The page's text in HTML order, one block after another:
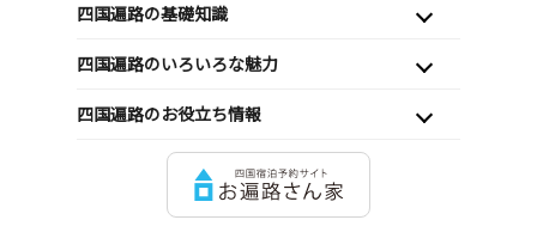
四国遍路の基礎知識
四国遍路のいろいろな魅力
四国遍路のお役立ち情報